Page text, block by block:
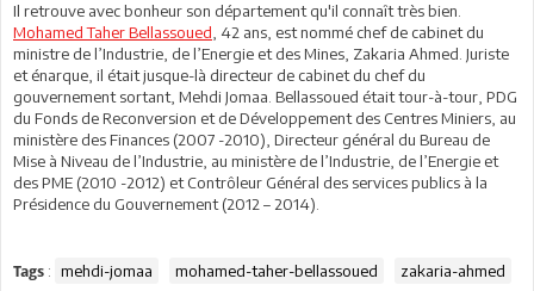
Il retrouve avec bonheur son département qu'il connaît très bien.
Mohamed Taher Bellassoued, 42 ans, est nommé chef de cabinet du
ministre de l’Industrie, de l’Energie et des Mines, Zakaria Ahmed. Juriste
et énarque, il était jusque-là directeur de cabinet du chef du
gouvernement sortant, Mehdi Jomaa. Bellassoued était tour-à-tour, PDG
du Fonds de Reconversion et de Développement des Centres Miniers, au
ministère des Finances (2007 -2010), Directeur général du Bureau de
Mise à Niveau de l’Industrie, au ministère de l’Industrie, de l’Energie et
des PME (2010 -2012) et Contrôleur Général des services publics à la
Présidence du Gouvernement (2012 – 2014).
Tags : mehdi-jomaa mohamed-taher-bellassoued zakaria-ahmed